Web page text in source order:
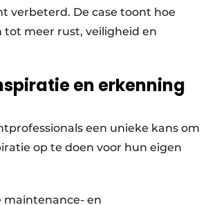
verbeterd. De case toont hoe
meer rust, veiligheid en
en erkenning
een unieke kans om
op te doen voor hun eigen
maintenance- en